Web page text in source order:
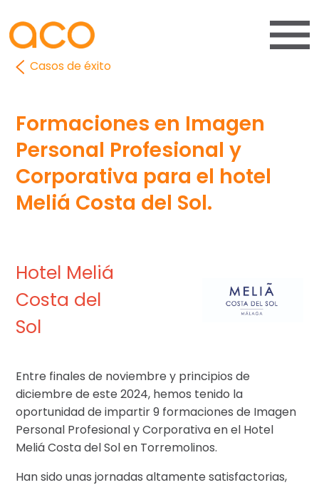
Casos de éxito
Formaciones en Imagen
Personal Profesional y
Corporativa para el hotel
Meliá Costa del Sol.
Hotel Meliá
Costa del
Sol
Entre finales de noviembre y principios de
diciembre de este 2024, hemos tenido la
oportunidad de impartir 9 formaciones de Imagen
Personal Profesional y Corporativa en el Hotel
Meliá Costa del Sol en Torremolinos.
Han sido unas jornadas altamente satisfactorias,